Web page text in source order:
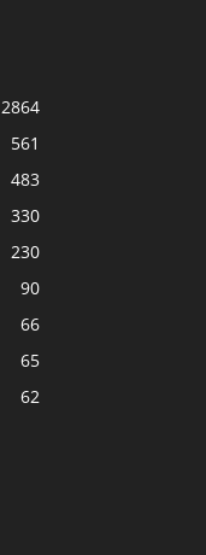
2864
561
483
330
230
90
66
65
62